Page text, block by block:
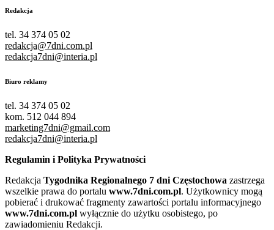
Redakcja
tel. 34 374 05 02
redakcja@7dni.com.pl
redakcja7dni@interia.pl
Biuro reklamy
tel. 34 374 05 02
kom. 512 044 894
marketing7dni@gmail.com
redakcja7dni@interia.pl
Regulamin i Polityka Prywatności
Redakcja Tygodnika Regionalnego 7 dni Częstochowa zastrzega
wszelkie prawa do portalu www.7dni.com.pl. Użytkownicy mogą
pobierać i drukować fragmenty zawartości portalu informacyjnego
www.7dni.com.pl wyłącznie do użytku osobistego, po
zawiadomieniu Redakcji.